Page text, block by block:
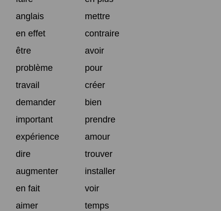
anglais
mettre
en effet
contraire
être
avoir
problème
pour
travail
créer
demander
bien
important
prendre
expérience
amour
dire
trouver
augmenter
installer
en fait
voir
aimer
temps